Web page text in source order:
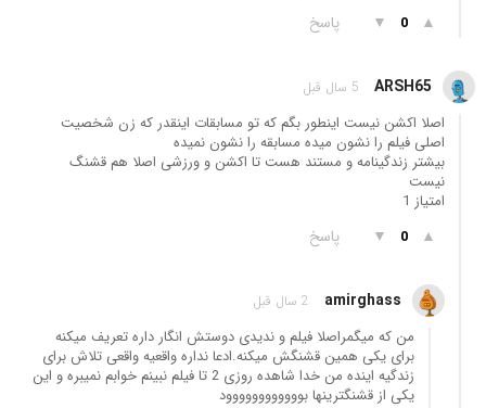
▲
0
▼ پاسخ
ARSH65 5 سال قبل
اصلا اکشن نیست اینطور بگم که تو مسابقات اینقدر که زن شخصیت
اصلی فیلم را نشون میده مسابقه را نشون نمیده
بیشتر زندگینامه و مستند هست تا اکشن و ورزشی اصلا هم قشنگ
نیست
امتیاز 1
▲
0
▼ پاسخ
amirghass 2 سال قبل
من که میگمراصلا فیلم و ندیدی دوستش انگار داره تعریف میکنه
برای یکی همین قشنگش میکنه.ادعا نداره واقعیه واقعی تلاش برای
زندگیه اینده من خدا شاهده روزی 2 تا فیلم نبینم خوابم نمیبره و این
یکی از قشنگترینها بوووووووووووود